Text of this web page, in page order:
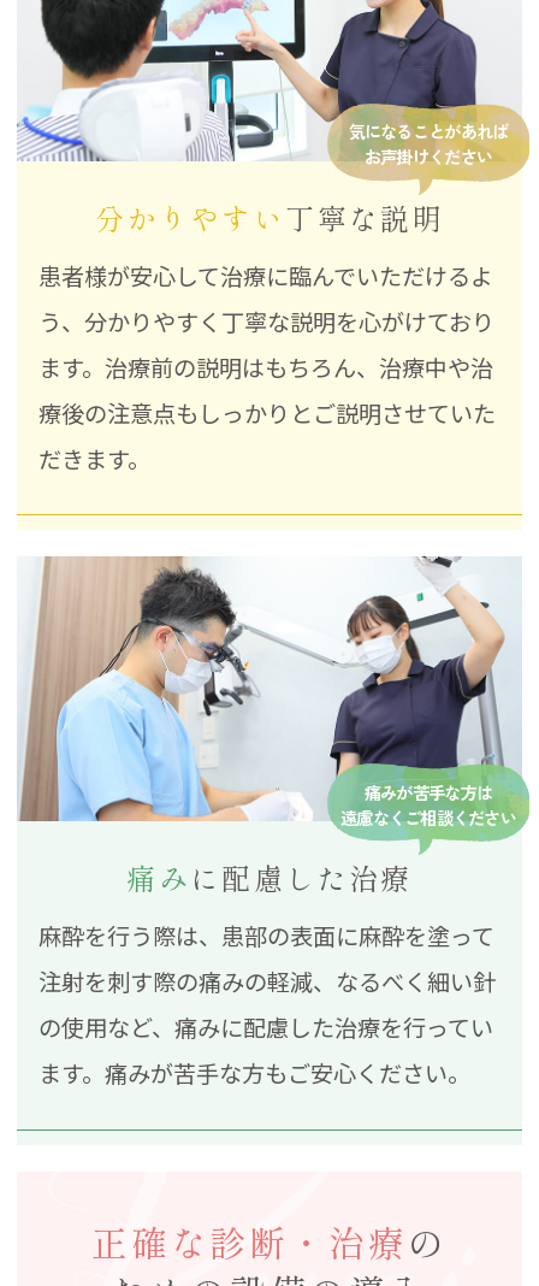
気になることがあれば
お声掛けください
分かりやすい 丁寧な説明
患者様が安心して治療に臨んでいただけるよ
う、分かりやすく丁寧な説明を心がけており
ます。治療前の説明はもちろん、治療中や治
療後の注意点もしっかりとご説明させていた
だきます。
痛みが苦手な方は
遠慮なくご相談ください
痛み に配慮した治療
麻酔を行う際は、患部の表面に麻酔を塗って
注射を刺す際の痛みの軽減、なるべく細い針
の使用など、痛みに配慮した治療を行ってい
ます。痛みが苦手な方もご安心ください。
正確な診断・治療 の